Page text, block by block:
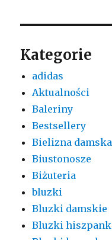
Kategorie
adidas
Aktualności
Baleriny
Bestsellery
Bielizna damska
Biustonosze
Biżuteria
bluzki
Bluzki damskie
Bluzki